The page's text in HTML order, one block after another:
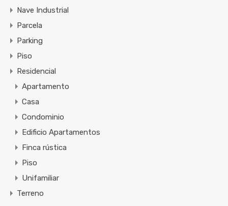
Nave Industrial
Parcela
Parking
Piso
Residencial
Apartamento
Casa
Condominio
Edificio Apartamentos
Finca rústica
Piso
Unifamiliar
Terreno